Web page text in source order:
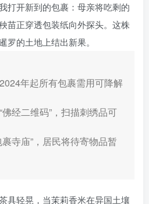
打开新到的包裹：母亲将吃剩的
苗正穿透包装纸向外探头。这株
罗的土地上结出新果。
年起所有包裹需用可降解
经二维码”，扫描刺绣品可
寺庙”，居民将待寄物品暂
具轻晃，当茉莉香米在异国土壤